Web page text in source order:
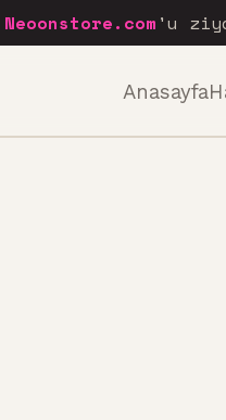
Neoonstore.com 'u
Anasayfa